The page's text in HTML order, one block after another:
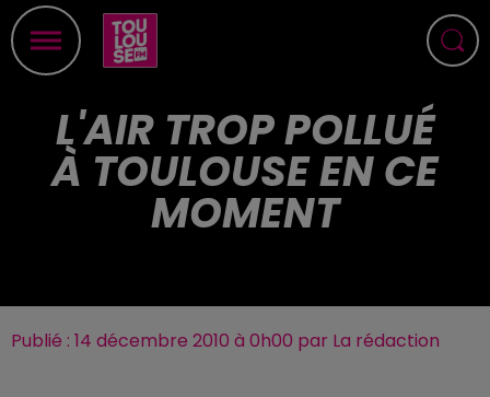
L'AIR TROP POLLUÉ
À TOULOUSE EN CE
MOMENT
Publié : 14 décembre 2010 à 0h00 par La rédaction